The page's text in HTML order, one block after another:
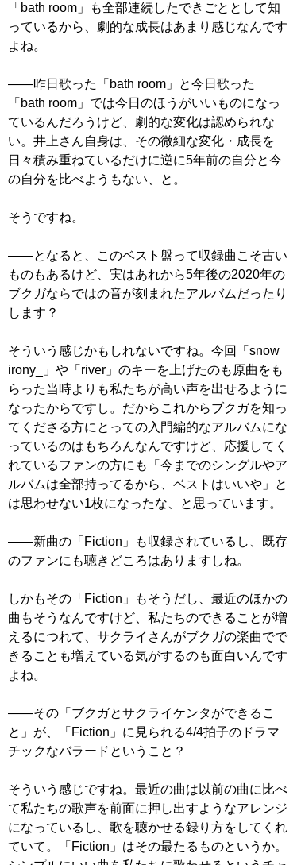
「bath room」も全部連続したできごととして知
っているから、劇的な成長はあまり感じなんです
よね。
――昨日歌った「bath room」と今日歌った
「bath room」では今日のほうがいいものになっ
ているんだろうけど、劇的な変化は認められな
い。井上さん自身は、その微細な変化・成長を
日々積み重ねているだけに逆に5年前の自分と今
の自分を比べようもない、と。
そうですね。
――となると、このベスト盤って収録曲こそ古い
ものもあるけど、実はあれから5年後の2020年の
ブクガならではの音が刻まれたアルバムだったり
します？
そういう感じかもしれないですね。今回「snow
irony_」や「river」のキーを上げたのも原曲をも
らった当時よりも私たちが高い声を出せるように
なったからですし。だからこれからブクガを知っ
てくださる方にとっての入門編的なアルバムにな
っているのはもちろんなんですけど、応援してく
れているファンの方にも「今までのシングルやア
ルバムは全部持ってるから、ベストはいいや」と
は思わせない1枚になったな、と思っています。
――新曲の「Fiction」も収録されているし、既存
のファンにも聴きどころはありますしね。
しかもその「Fiction」もそうだし、最近のほかの
曲もそうなんですけど、私たちのできることが増
えるにつれて、サクライさんがブクガの楽曲でで
きることも増えている気がするのも面白いんです
よね。
――その「ブクガとサクライケンタができるこ
と」が、「Fiction」に見られる4/4拍子のドラマ
チックなバラードということ？
そういう感じですね。最近の曲は以前の曲に比べ
て私たちの歌声を前面に押し出すようなアレンジ
になっているし、歌を聴かせる録り方をしてくれ
ていて。「Fiction」はその最たるものというか。